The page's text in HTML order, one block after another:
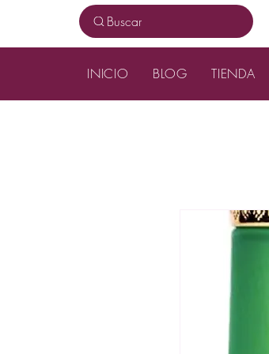
Buscar
INICIO BLOG TIENDA